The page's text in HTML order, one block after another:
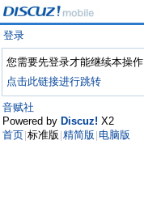
登录
您需要先登录才能继续本操作
点击此链接进行跳转
音赋社
Powered by Discuz! X2
首页 标准版 精简版 电脑版